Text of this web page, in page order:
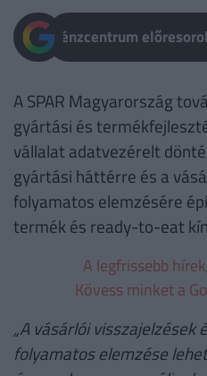
Pénzcentrum
A SPAR Magyarország
gyártási és
vállalat adatvezérelt
gyártási háttérre és a
folyamatos elemzésére
termék és ready-to-eat
A legfrissebb
Kövess minket a
„A vásárlói visszajelzések
folyamatos elemzése